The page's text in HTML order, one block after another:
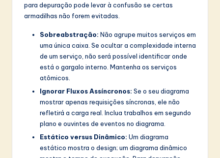
para depuração pode levar à confusão se certas
armadilhas não forem evitadas.
Sobreabstração: Não agrupe muitos serviços em
uma única caixa. Se ocultar a complexidade interna
de um serviço, não será possível identificar onde
está o gargalo interno. Mantenha os serviços
atômicos.
Ignorar Fluxos Assíncronos: Se o seu diagrama
mostrar apenas requisições síncronas, ele não
refletirá a carga real. Inclua trabalhos em segundo
plano e ouvintes de eventos no diagrama.
Estático versus Dinâmico: Um diagrama
estático mostra o design; um diagrama dinâmico